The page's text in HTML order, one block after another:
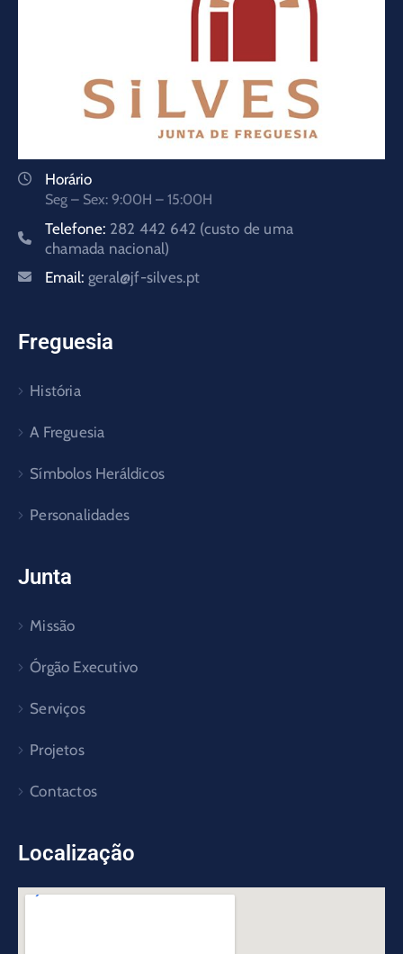
Horário
Seg – Sex: 9:00H – 15:00H
Telefone: 282 442 642 (custo de uma
chamada nacional)
Email: geral@jf-silves.pt
Freguesia
História
A Freguesia
Símbolos Heráldicos
Personalidades
Junta
Missão
Órgão Executivo
Serviços
Projetos
Contactos
Localização